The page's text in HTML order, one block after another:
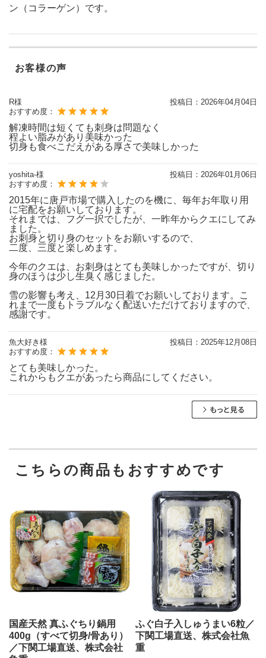
ン（コラーゲン）です。
お客様の声
R様 投稿日： 2026年04月04日
おすすめ度：
解凍時間は短くても刺身は問題なく
程よい脂みがあり美味かった
切身も食べこだえがある厚さで美味しかった
yoshita-様 投稿日： 2026年01月06日
おすすめ度：
2015年に唐戸市場で購入したのを機に、毎年お年取り用
に宅配をお願いしております。
それまでは、フグ一択でしたが、一昨年からクエにしてみ
ました。
お刺身と切り身のセットをお願いするので、
二度、三度と楽しめます。
今年のクエは、お刺身はとても美味しかったですが、切り
身のほうは少し生臭く感じました。
雪の影響も考え、12月30日着でお願いしております。こ
れまで一度もトラブルなく配送いただけておりますので、
感謝です。
魚大好き様 投稿日： 2025年12月08日
おすすめ度：
とても美味しかった。
これからもクエがあったら商品にしてください。
こちらの商品もおすすめです
国産天然 真ふぐちり鍋用
400g（すべて切身/骨あり）
／下関工場直送、株式会社
ふぐ白子入しゅうまい6粒／
下関工場直送、株式会社魚
重